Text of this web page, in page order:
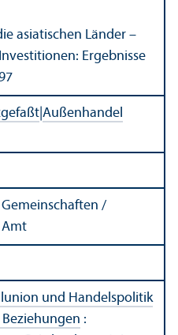
asiatischen Länder –
Ergebnisse
Außen­handel
/
Amt
und Handels­politik
: